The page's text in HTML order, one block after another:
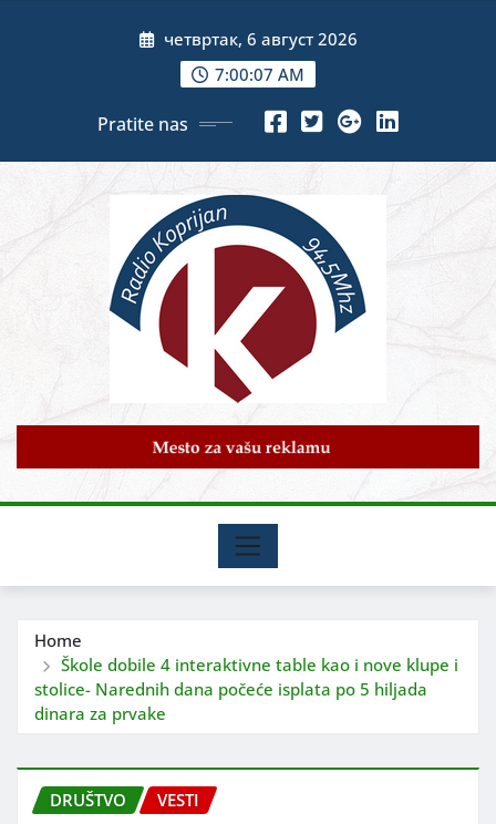
четвртак, 6 август 2026
7:00:09 AM
Pratite nas
Home
Škole dobile 4 interaktivne table kao i nove klupe i
stolice- Narednih dana počeće isplata po 5 hiljada
dinara za prvake
DRUŠTVO VESTI